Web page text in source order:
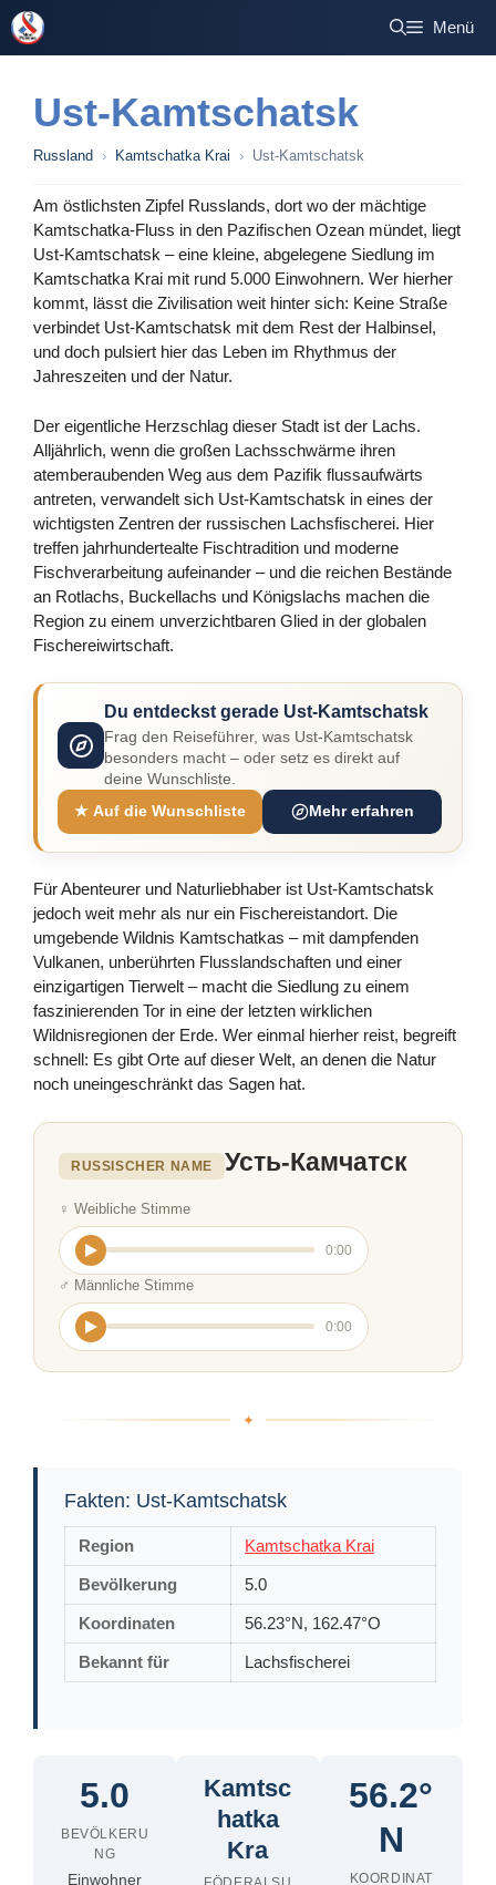
Zum
Inhalt
springen
Menü
Ust-Kamtschatsk
Russland › Kamtschatka Krai › Ust-Kamtschatsk
Am östlichsten Zipfel Russlands, dort wo der mächtige
Kamtschatka-Fluss in den Pazifischen Ozean mündet, liegt
Ust-Kamtschatsk – eine kleine, abgelegene Siedlung im
Kamtschatka Krai mit rund 5.000 Einwohnern. Wer hierher
kommt, lässt die Zivilisation weit hinter sich: Keine Straße
verbindet Ust-Kamtschatsk mit dem Rest der Halbinsel,
und doch pulsiert hier das Leben im Rhythmus der
Jahreszeiten und der Natur.
Der eigentliche Herzschlag dieser Stadt ist der Lachs.
Alljährlich, wenn die großen Lachsschwärme ihren
atemberaubenden Weg aus dem Pazifik flussaufwärts
antreten, verwandelt sich Ust-Kamtschatsk in eines der
wichtigsten Zentren der russischen Lachsfischerei. Hier
treffen jahrhundertealte Fischtradition und moderne
Fischverarbeitung aufeinander – und die reichen Bestände
an Rotlachs, Buckellachs und Königslachs machen die
Region zu einem unverzichtbaren Glied in der globalen
Fischereiwirtschaft.
Du entdeckst gerade Ust-Kamtschatsk
Frag den Reiseführer, was Ust-Kamtschatsk
besonders macht – oder setz es direkt auf
deine Wunschliste.
★ Auf die Wunschliste
Mehr erfahren
Für Abenteurer und Naturliebhaber ist Ust-Kamtschatsk
jedoch weit mehr als nur ein Fischereistandort. Die
umgebende Wildnis Kamtschatkas – mit dampfenden
Vulkanen, unberührten Flusslandschaften und einer
einzigartigen Tierwelt – macht die Siedlung zu einem
faszinierenden Tor in eine der letzten wirklichen
Wildnisregionen der Erde. Wer einmal hierher reist, begreift
schnell: Es gibt Orte auf dieser Welt, an denen die Natur
noch uneingeschränkt das Sagen hat.
RUSSISCHER NAME Усть-Камчатск
♀ Weibliche Stimme
0:00
♂ Männliche Stimme
0:00
Fakten: Ust-Kamtschatsk
Region Kamtschatka Krai
Bevölkerung 5.0
Koordinaten 56.23°N, 162.47°O
Bekannt für Lachsfischerei
5.0
BEVÖLKERU
NG
Einwohner
Kamtsc
hatka
Kra
56.2°
N
KOORDINAT